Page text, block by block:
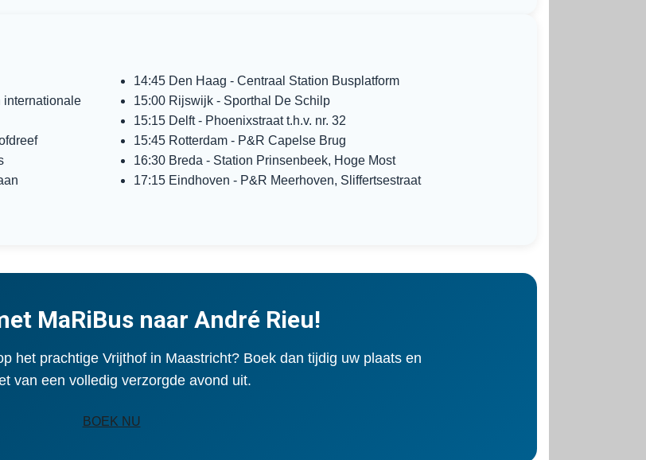
internationale
14:45 Den Haag - Centraal Station Busplatform
15:00 Rijswijk - Sporthal De Schilp
15:15 Delft - Phoenixstraat t.h.v. nr. 32
15:45 Rotterdam - P&R Capelse Brug
16:30 Breda - Station Prinsenbeek, Hoge Most
17:15 Eindhoven - P&R Meerhoven, Sliffertsestraat
MaRiBus naar André Rieu!
het prachtige Vrijthof in Maastricht? Boek dan tijdig uw plaats en
van een volledig verzorgde avond uit.
BOEK NU